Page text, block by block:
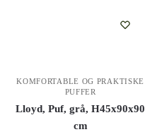
KOMFORTABLE OG PRAKTISKE
PUFFER
Lloyd, Puf, grå, H45x90x90
cm